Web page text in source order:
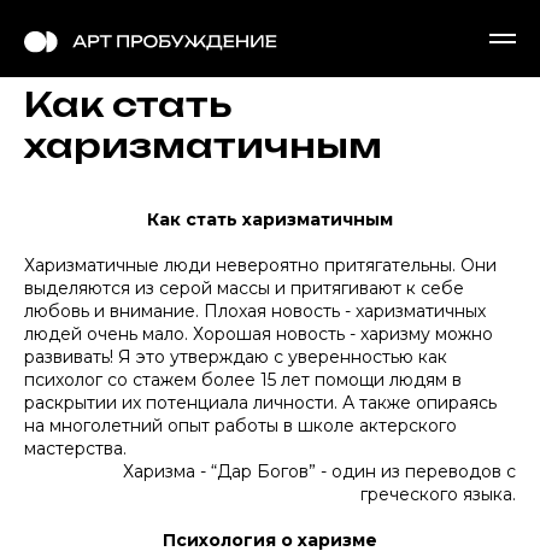
Как стать
харизматичным
Как стать харизматичным
Харизматичные люди невероятно притягательны. Они
выделяются из серой массы и притягивают к себе
любовь и внимание. Плохая новость - харизматичных
людей очень мало. Хорошая новость - харизму можно
развивать! Я это утверждаю с уверенностью как
психолог со стажем более 15 лет помощи людям в
раскрытии их потенциала личности. А также опираясь
на многолетний опыт работы в школе актерского
мастерства.
Харизма - “Дар Богов” - один из переводов с
греческого языка.
Психология о харизме